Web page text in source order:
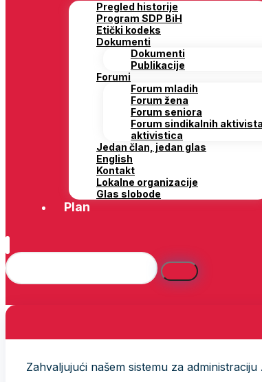
Pregled historije
Program SDP BiH
Etički kodeks
Dokumenti
Dokumenti
Publikacije
Forumi
Forum mladih
Forum žena
Forum seniora
Forum sindikalnih
aktivistica
Jedan član, jedan glas
English
Kontakt
Lokalne organizacije
Glas slobode
Plan
Zahvaljujući našem sistemu za